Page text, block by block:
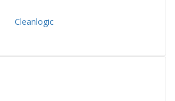
Cleanlogic